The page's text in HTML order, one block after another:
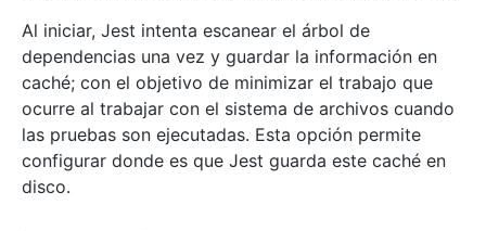
Al iniciar, Jest intenta escanear el árbol de
dependencias una vez y guardar la información en
caché; con el objetivo de minimizar el trabajo que
ocurre al trabajar con el sistema de archivos cuando
las pruebas son ejecutadas. Esta opción permite
configurar donde es que Jest guarda este caché en
disco.